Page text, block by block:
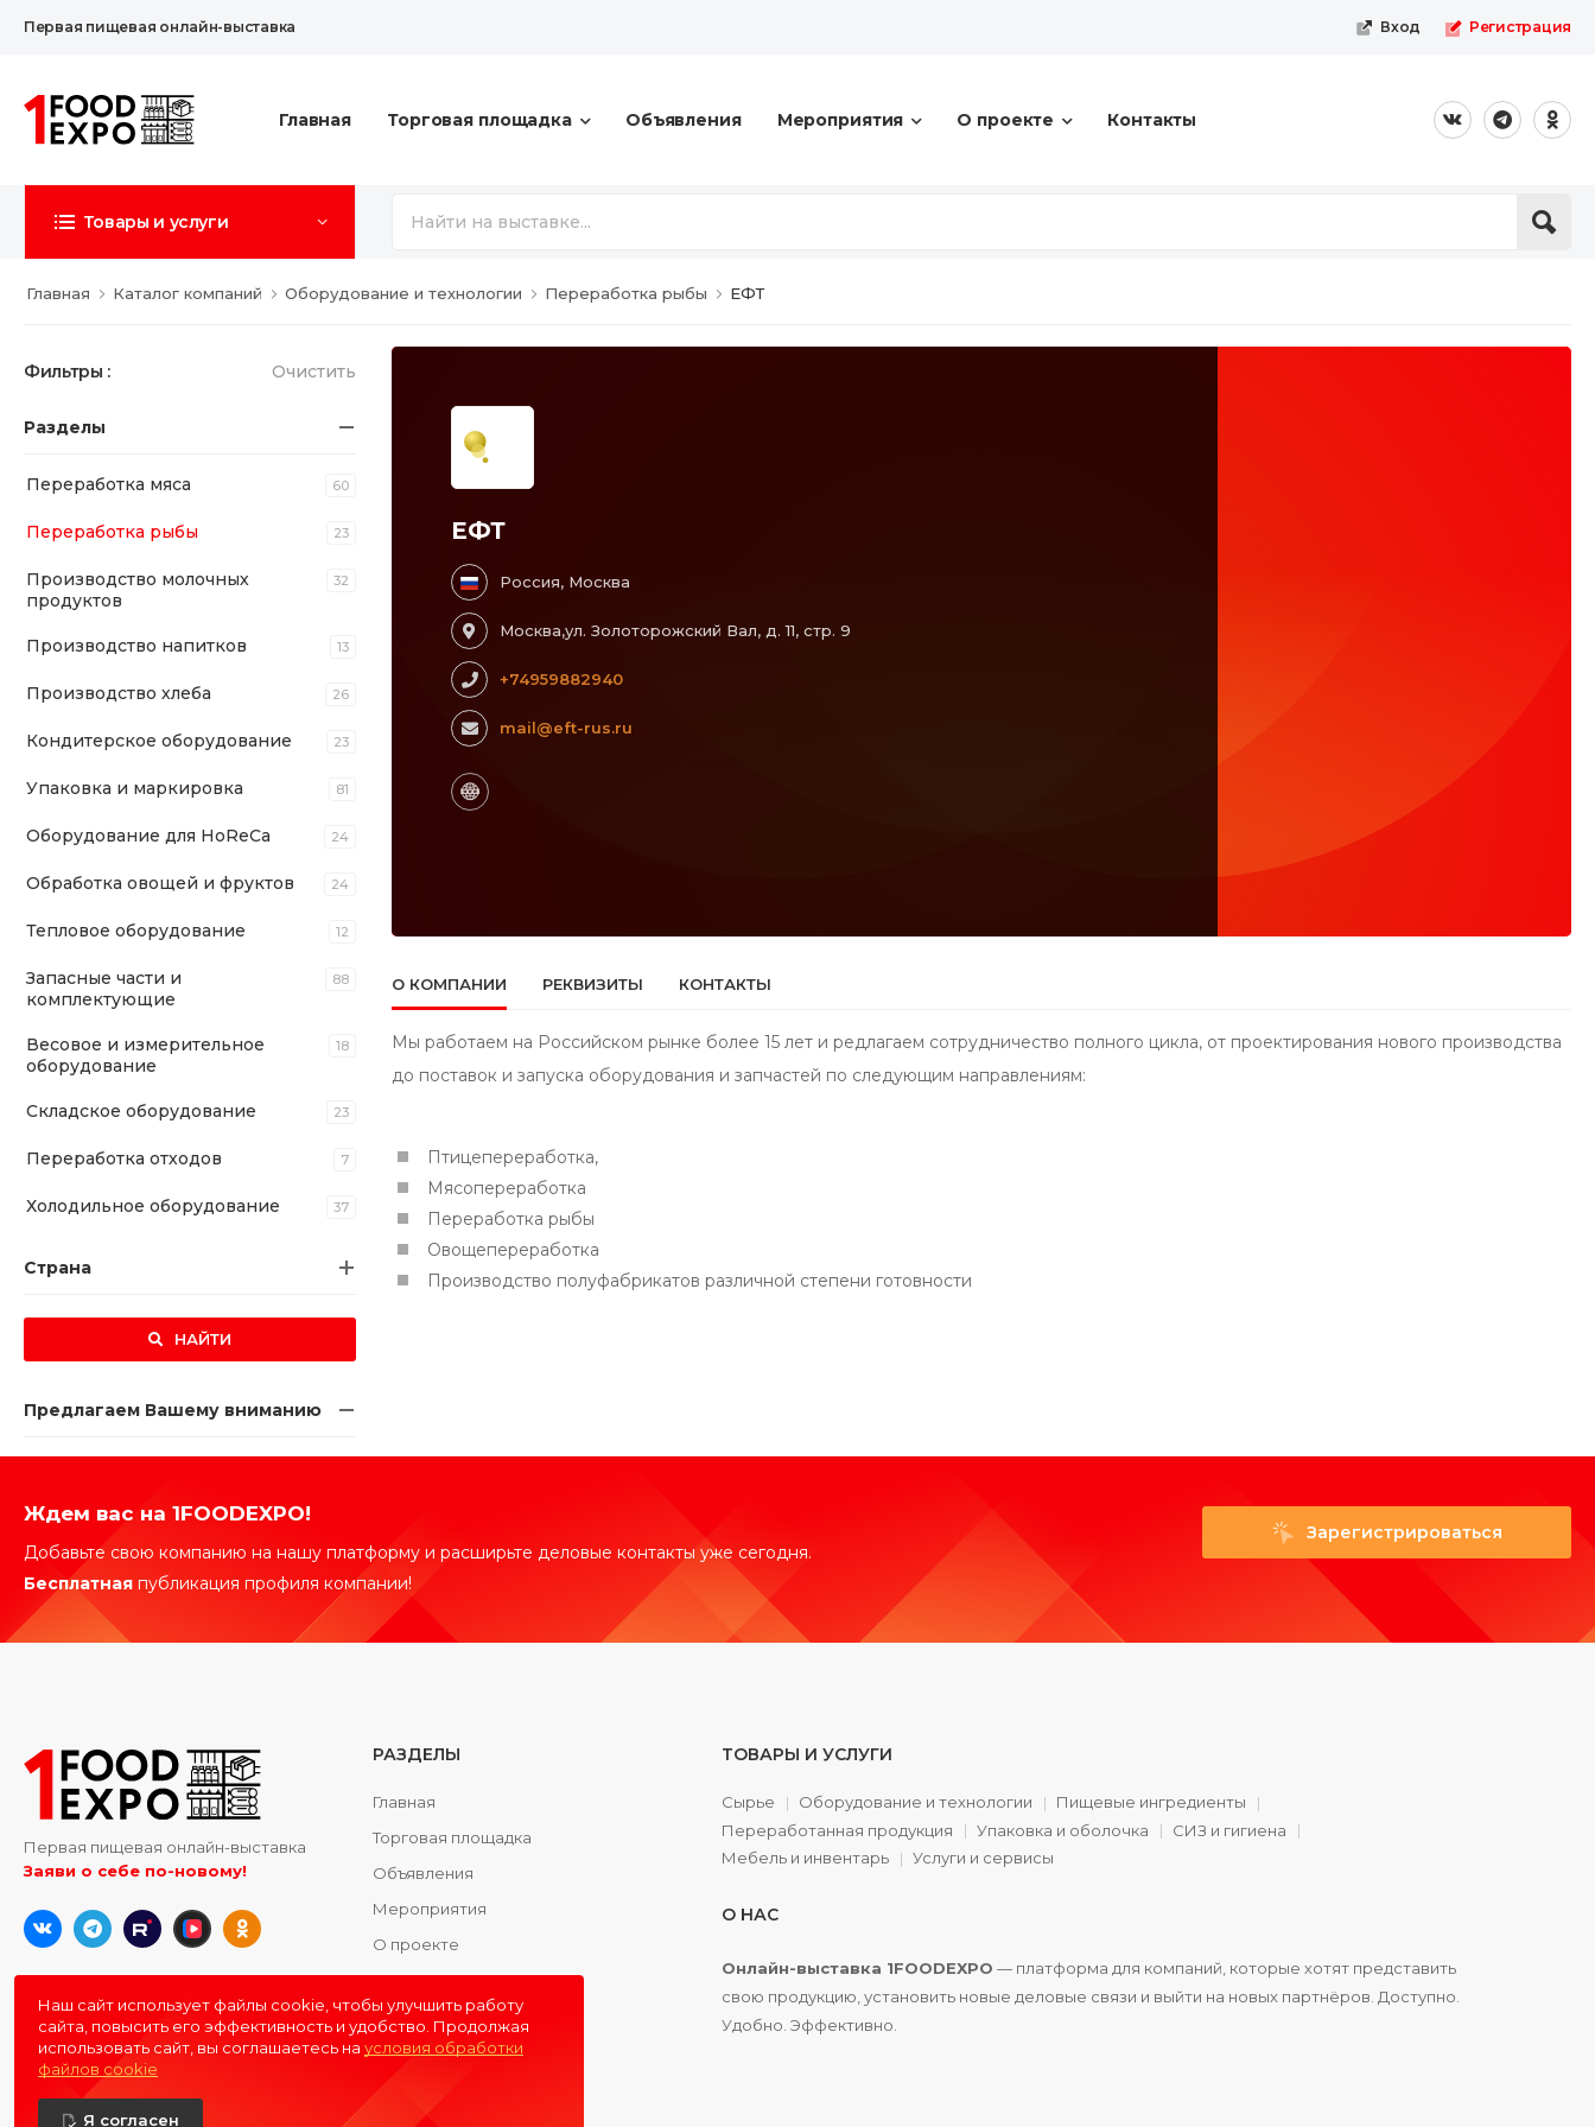
Первая пищевая онлайн-выставка Вход Регистрация
Главная Торговая площадка Объявления Мероприятия О проекте Контакты
Товары и услуги
Главная Каталог компаний Оборудование и технологии Переработка рыбы ЕФТ
Фильтры : Очистить
Разделы
Переработка мяса 60
Переработка рыбы 23
Производство молочных
продуктов
32
Производство напитков 13
Производство хлеба 26
Кондитерское оборудование 23
Упаковка и маркировка 81
Оборудование для HoReCa 24
Обработка овощей и фруктов 24
Тепловое оборудование 12
Запасные части и
комплектующие
88
Весовое и измерительное
оборудование
18
Складское оборудование 23
Переработка отходов 7
Холодильное оборудование 37
Страна
НАЙТИ
Предлагаем Вашему вниманию
ЕФТ
Россия, Москва
Москва,ул. Золоторожский Вал, д. 11, стр. 9
+74959882940
mail@eft-rus.ru
О КОМПАНИИ РЕКВИЗИТЫ КОНТАКТЫ
Мы работаем на Российском рынке более 15 лет и редлагаем сотрудничество полного цикла, от проектирования нового производства
до поставок и запуска оборудования и запчастей по следующим направлениям:
Птицепереработка,
Мясопереработка
Переработка рыбы
Овощепереработка
Производство полуфабрикатов различной степени готовности
Ждем вас на 1FOODEXPO!
Добавьте свою компанию на нашу платформу и расширьте деловые контакты уже сегодня.
Бесплатная публикация профиля компании!
Зарегистрироваться
Первая пищевая онлайн-выставка
Заяви о себе по-новому!
РАЗДЕЛЫ
Главная
Торговая площадка
Объявления
Мероприятия
О проекте
Контакты
ТОВАРЫ И УСЛУГИ
Сырье Оборудование и технологии
Пищевые ингредиенты
Переработанная продукция
Упаковка и оболочка
СИЗ и гигиена
Мебель и инвентарь
Услуги и сервисы
О НАС
Онлайн-выставка 1FOODEXPO — платформа для компаний, которые хотят представить
свою продукцию, установить новые деловые связи и выйти на новых партнёров. Доступно.
Удобно. Эффективно.
Наш сайт использует файлы cookie, чтобы улучшить работу
сайта, повысить его эффективность и удобство. Продолжая
использовать сайт, вы соглашаетесь на условия обработки
файлов cookie
Я согласен